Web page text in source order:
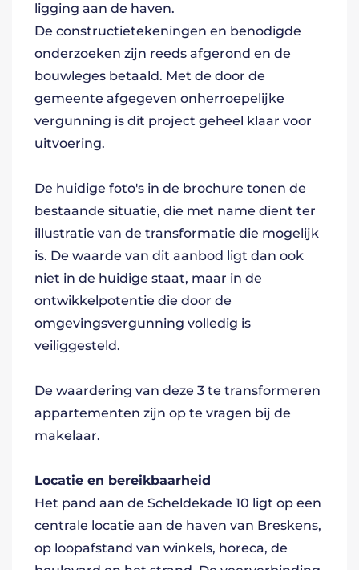
ligging aan de haven.
De constructietekeningen en benodigde
onderzoeken zijn reeds afgerond en de
bouwleges betaald. Met de door de
gemeente afgegeven onherroepelijke
vergunning is dit project geheel klaar voor
uitvoering.
De huidige foto's in de brochure tonen de
bestaande situatie, die met name dient ter
illustratie van de transformatie die mogelijk
is. De waarde van dit aanbod ligt dan ook
niet in de huidige staat, maar in de
ontwikkelpotentie die door de
omgevingsvergunning volledig is
veiliggesteld.
De waardering van deze 3 te transformeren
appartementen zijn op te vragen bij de
makelaar.
Locatie en bereikbaarheid
Het pand aan de Scheldekade 10 ligt op een
centrale locatie aan de haven van Breskens,
op loopafstand van winkels, horeca, de